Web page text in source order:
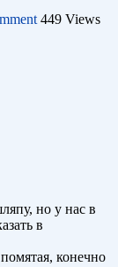
449 Views
но у нас в
в
конечно